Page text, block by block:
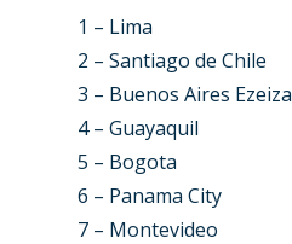
1 – Lima
2 – Santiago de Chile
3 – Buenos Aires Ezeiza
4 – Guayaquil
5 – Bogota
6 – Panama City
7 – Montevideo